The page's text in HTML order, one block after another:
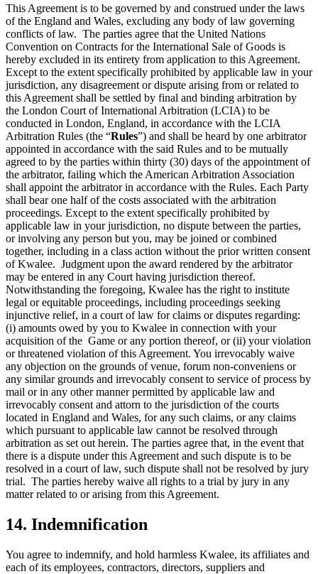
This Agreement is to be governed by and construed under the laws
of the England and Wales, excluding any body of law governing
conflicts of law. The parties agree that the United Nations
Convention on Contracts for the International Sale of Goods is
hereby excluded in its entirety from application to this Agreement.
Except to the extent specifically prohibited by applicable law in your
jurisdiction, any disagreement or dispute arising from or related to
this Agreement shall be settled by final and binding arbitration by
the London Court of International Arbitration (LCIA) to be
conducted in London, England, in accordance with the LCIA
Arbitration Rules (the “Rules”) and shall be heard by one arbitrator
appointed in accordance with the said Rules and to be mutually
agreed to by the parties within thirty (30) days of the appointment of
the arbitrator, failing which the American Arbitration Association
shall appoint the arbitrator in accordance with the Rules. Each Party
shall bear one half of the costs associated with the arbitration
proceedings. Except to the extent specifically prohibited by
applicable law in your jurisdiction, no dispute between the parties,
or involving any person but you, may be joined or combined
together, including in a class action without the prior written consent
of Kwalee. Judgment upon the award rendered by the arbitrator
may be entered in any Court having jurisdiction thereof.
Notwithstanding the foregoing, Kwalee has the right to institute
legal or equitable proceedings, including proceedings seeking
injunctive relief, in a court of law for claims or disputes regarding:
(i) amounts owed by you to Kwalee in connection with your
acquisition of the Game or any portion thereof, or (ii) your violation
or threatened violation of this Agreement. You irrevocably waive
any objection on the grounds of venue, forum non-conveniens or
any similar grounds and irrevocably consent to service of process by
mail or in any other manner permitted by applicable law and
irrevocably consent and attorn to the jurisdiction of the courts
located in England and Wales, for any such claims, or any claims
which pursuant to applicable law cannot be resolved through
arbitration as set out herein. The parties agree that, in the event that
there is a dispute under this Agreement and such dispute is to be
resolved in a court of law, such dispute shall not be resolved by jury
trial. The parties hereby waive all rights to a trial by jury in any
matter related to or arising from this Agreement.
14. Indemnification
You agree to indemnify, and hold harmless Kwalee, its affiliates and
each of its employees, contractors, directors, suppliers and